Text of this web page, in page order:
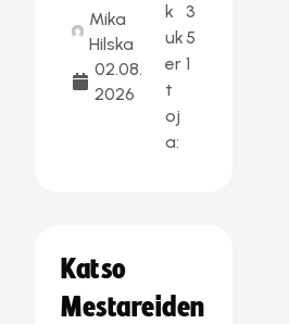
Mika
Hilska
02.08.
2026
k
uk
er
t
oj
a:
3
5
1
Katso
Mestareiden